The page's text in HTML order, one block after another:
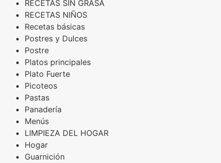
RECETAS SIN GRASA
RECETAS NIÑOS
Recetas básicas
Postres y Dulces
Postre
Platos principales
Plato Fuerte
Picoteos
Pastas
Panadería
Menús
LIMPIEZA DEL HOGAR
Hogar
Guarnición